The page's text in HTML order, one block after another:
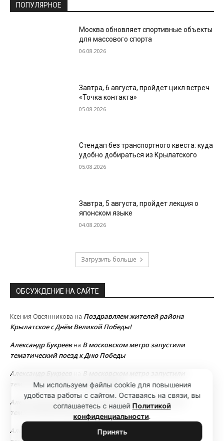
ПОПУЛЯРНОЕ
Москва обновляет спортивные объекты
для массового спорта
06.08.2026
Завтра, 6 августа, пройдет цикл встреч
«Точка контакта»
05.08.2026
Стендап без транспортного квеста: куда
удобно добираться из Крылатского
05.08.2026
Завтра, 5 августа, пройдет лекция о
японском языке
04.08.2026
Загрузить больше
ОБСУЖДЕНИЕ НА САЙТЕ
Ксения Овсянникова на Поздравляем жителей района
Крылатское с Днём Великой Победы!
Александр Букреевна В московском метро запустили
тематический поезд к Дню Победы
Александр Букреев
В московском метро запустили
тематический поезд к Дню Победы
Александр Букреев
В московском метро запустили
тематический поезд к Дню Победы
Александр Букреев
В московском метро запустили
Мы используем файлы cookie для повышения
удобства работы с сайтом. Оставаясь на связи, вы
соглашаетесь с нашей Политикой
конфиденциальности.
Принять